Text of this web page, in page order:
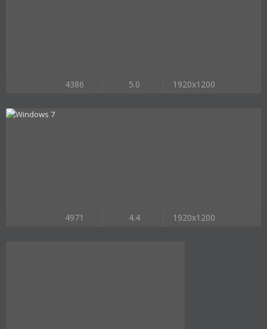
4386 5.0 1920x1200
4971 4.4 1920x1200